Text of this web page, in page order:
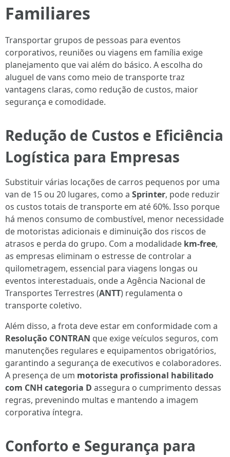
Familiares
Transportar grupos de pessoas para eventos
corporativos, reuniões ou viagens em família exige
planejamento que vai além do básico. A escolha do
aluguel de vans como meio de transporte traz
vantagens claras, como redução de custos, maior
segurança e comodidade.
Redução de Custos e Eficiência
Logística para Empresas
Substituir várias locações de carros pequenos por uma
van de 15 ou 20 lugares, como a Sprinter, pode reduzir
os custos totais de transporte em até 60%. Isso porque
há menos consumo de combustível, menor necessidade
de motoristas adicionais e diminuição dos riscos de
atrasos e perda do grupo. Com a modalidade km-free,
as empresas eliminam o estresse de controlar a
quilometragem, essencial para viagens longas ou
eventos interestaduais, onde a Agência Nacional de
Transportes Terrestres (ANTT) regulamenta o
transporte coletivo.
Além disso, a frota deve estar em conformidade com a
Resolução CONTRAN que exige veículos seguros, com
manutenções regulares e equipamentos obrigatórios,
garantindo a segurança de executivos e colaboradores.
A presença de um motorista profissional habilitado
com CNH categoria D assegura o cumprimento dessas
regras, prevenindo multas e mantendo a imagem
corporativa íntegra.
Conforto e Segurança para